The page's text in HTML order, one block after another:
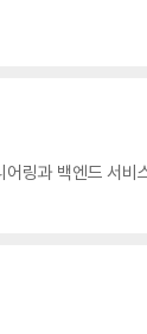
링과 백엔드 서